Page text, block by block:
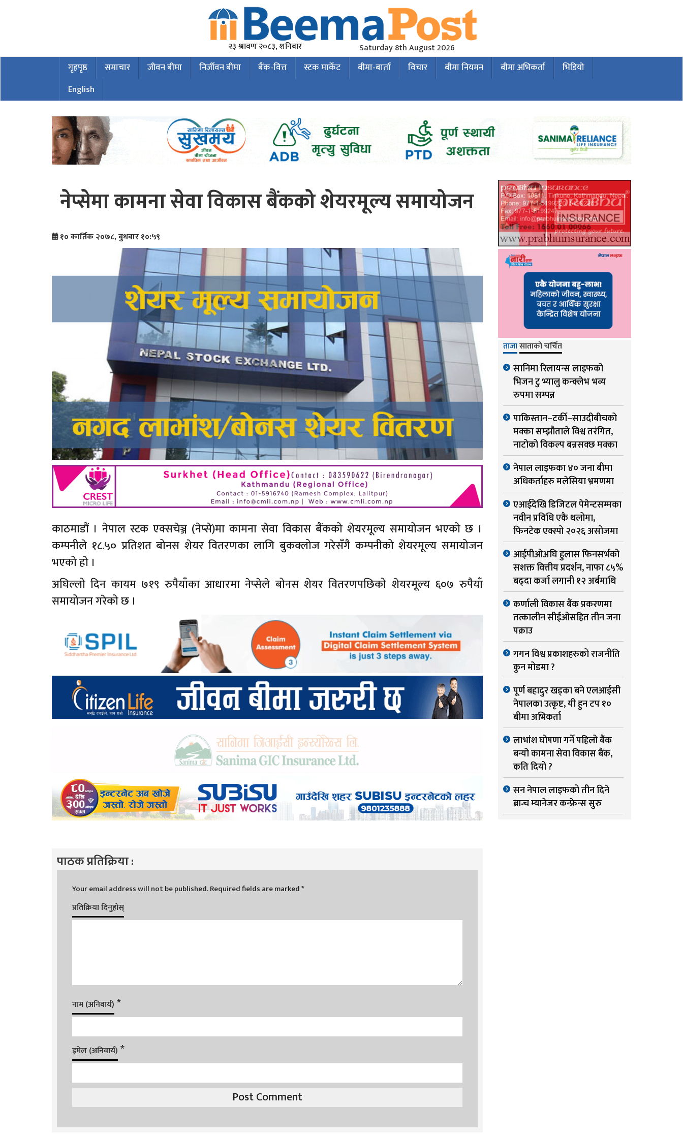
२३ श्रावण २०८३, शनिबार Saturday 8th August 2026
गृहपृष्ठ समाचार जीवन बीमा निर्जीवन बीमा बैंक-वित्त स्टक मार्केट बीमा-बार्ता विचार बीमा नियमन बीमा अभिकर्ता
भिडियो
English
नेप्सेमा कामना सेवा विकास बैंकको शेयरमूल्य समायोजन
१० कार्तिक २०७८, बुधबार १०:५९
काठमाडौं । नेपाल स्टक एक्सचेञ्ज (नेप्से)मा कामना सेवा विकास बैंकको शेयरमूल्य समायोजन भएको छ ।
कम्पनीले १८.५० प्रतिशत बोनस शेयर वितरणका लागि बुकक्लोज गरेसँगै कम्पनीको शेयरमूल्य समायोजन
भएको हो ।
अघिल्लो दिन कायम ७१९ रुपैयाँका आधारमा नेप्सेले बोनस शेयर वितरणपछिको शेयरमूल्य ६०७ रुपैयाँ
समायोजन गरेको छ ।
पाठक प्रतिक्रिया :
Your email address will not be published.Required fields are marked*
प्रतिक्रिया दिनुहोस्
नाम (अनिवार्य) *
इमेल (अनिवार्य) *
ताजासाताको चर्चित
सानिमा रिलायन्स लाइफको
भिजन टु भ्यालु कन्क्लेभ भव्य
रुपमा सम्पन्न
पाकिस्तान–टर्की–साउदीबीचको
मक्का सम्झौताले विश्व तरंगित,
नाटोको विकल्प बन्नसक्छ मक्का
नेपाल लाइफका ४० जना बीमा
अधिकर्ताहरु मलेसिया भ्रमणमा
एआईदेखि डिजिटल पेमेन्टसम्मका
नवीन प्रविधि एकै थलोमा,
फिनटेक एक्स्पो २०२६ असोजमा
आईपीओअघि हुलास फिनसर्भको
सशक्त वित्तीय प्रदर्शन, नाफा ८५%
बढ्दा कर्जा लगानी १२ अर्बमाथि
कर्णाली विकास बैंक प्रकरणमा
तत्कालीन सीईओसहित तीन जना
पक्राउ
गगन विश्व प्रकाशहरुको राजनीति
कुन मोडमा ?
पूर्ण बहादुर खड्का बने एलआईसी
नेपालका उत्कृष्ट, यी हुन टप १०
बीमा अभिकर्ता
लाभांश घोषणा गर्ने पहिलो बैंक
बन्यो कामना सेवा विकास बैंक,
कति दियो ?
सन नेपाल लाइफको तीन दिने
ब्रान्च म्यानेजर कन्फ्रेन्स सुरु